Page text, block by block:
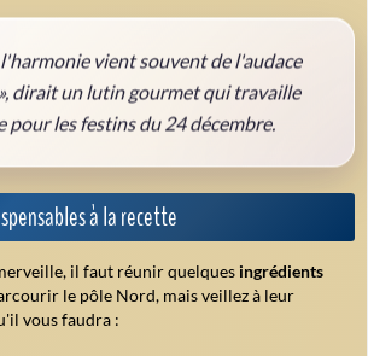
l'harmonie vient souvent de l'audace
dirait un lutin gourmet qui travaille
pour les festins du 24 décembre.
à la recette
il faut réunir quelques ingrédients
le pôle Nord, mais veillez à leur
vous faudra :